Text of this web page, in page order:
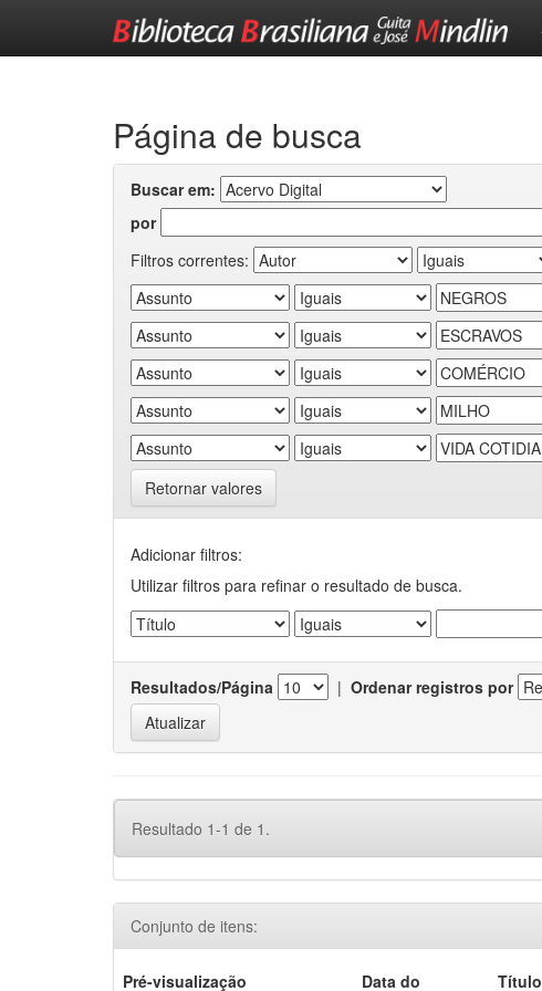
Página de busca
Buscar em:
por
Filtros correntes:
Retornar valores
Adicionar filtros:
Utilizar filtros para refinar o resultado de busca.
Resultados/Página | Ordenar registros por
Resultado 1-1 de 1.
Conjunto de itens:
Pré-visualização Data do Título